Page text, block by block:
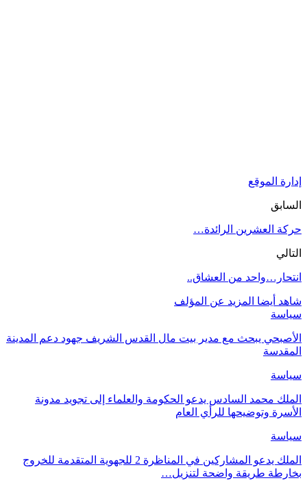
إدارة الموقع
السابق
حركة العشرين الرائدة…
التالي
انتحار…واحد من العشاق..
شاهد أيضا المزيد عن المؤلف
سياسة
الأصبحي يبحث مع مدير بيت مال القدس الشريف جهود دعم المدينة
المقدسة
سياسة
الملك محمد السادس يدعو الحكومة والعلماء إلى تجويد مدونة
الأسرة وتوضيحها للرأي العام
سياسة
الملك يدعو المشاركين في المناظرة 2 للجهوية المتقدمة للخروج
بخارطة طريقة واضحة لتنزيل…